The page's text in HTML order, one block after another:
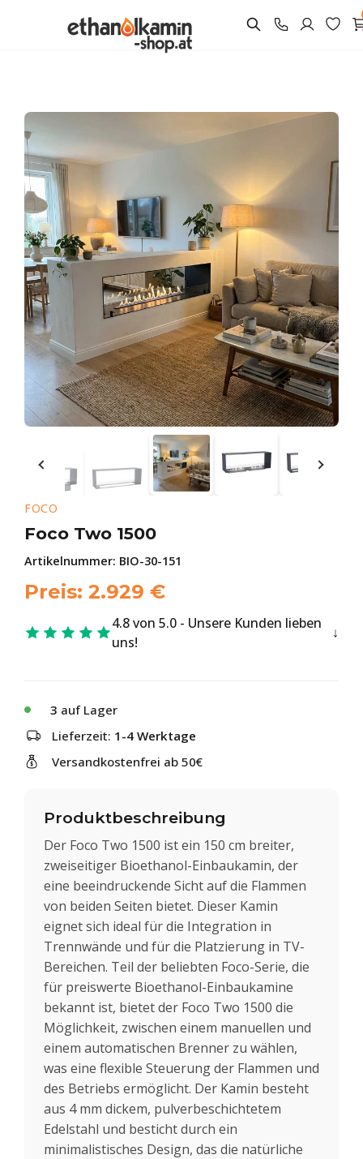
FOCO
Foco Two 1500
Artikelnummer: BIO-30-151
Preis: 2.929 €
4.8 von 5.0 - Unsere Kunden lieben
uns!
3 auf Lager
Lieferzeit: 1-4 Werktage
Versandkostenfrei ab 50€
Produktbeschreibung
Der Foco Two 1500 ist ein 150 cm breiter,
zweiseitiger Bioethanol-Einbaukamin, der
eine beeindruckende Sicht auf die Flammen
von beiden Seiten bietet. Dieser Kamin
eignet sich ideal für die Integration in
Trennwände und für die Platzierung in TV-
Bereichen. Teil der beliebten Foco-Serie, die
für preiswerte Bioethanol-Einbaukamine
bekannt ist, bietet der Foco Two 1500 die
Möglichkeit, zwischen einem manuellen und
einem automatischen Brenner zu wählen,
was eine flexible Steuerung der Flammen und
des Betriebs ermöglicht. Der Kamin besteht
aus 4 mm dickem, pulverbeschichtetem
Edelstahl und besticht durch ein
minimalistisches Design, das die natürliche